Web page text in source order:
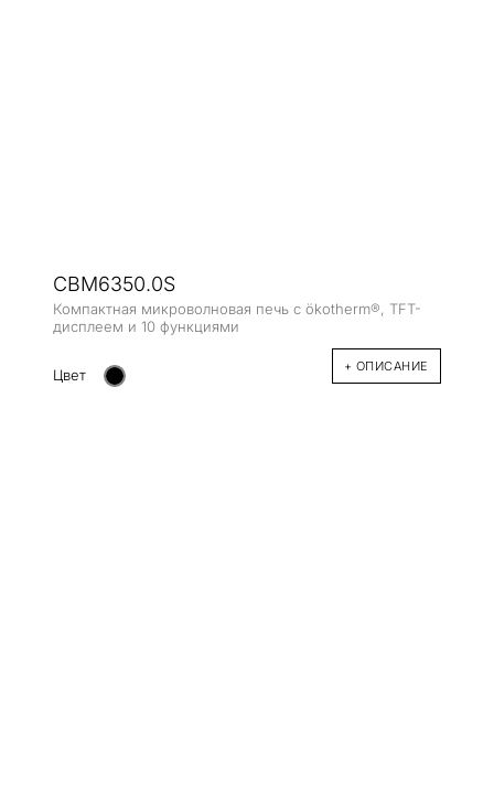
CBM6350.0S
Компактная микроволновая печь с ökotherm®, TFT-
дисплеем и 10 функциями
Цвет + ОПИСАНИЕ